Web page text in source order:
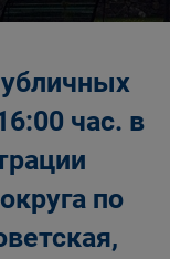
час. в
по